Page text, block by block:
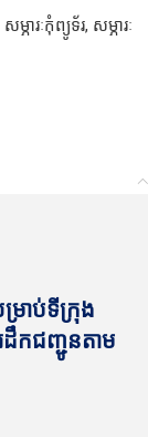
សម្ភារៈកុំព្យូទ័រ, សម្ភារៈ
ាប់ទីក្រុង
ដឹកជញ្ជូនតាម